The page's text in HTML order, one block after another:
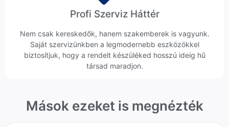
Profi Szerviz Háttér
Nem csak kereskedők, hanem szakemberek is vagyunk.
Saját szervizünkben a legmodernebb eszközökkel
biztosítjuk, hogy a rendelt készüléked hosszú ideig hű
társad maradjon.
Mások ezeket is megnézték